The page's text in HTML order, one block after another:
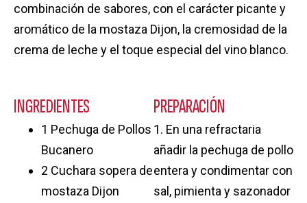
combinación de sabores, con el carácter picante y
aromático de la mostaza Dijon, la cremosidad de la
crema de leche y el toque especial del vino blanco.
INGREDIENTES
1 Pechuga de Pollos
Bucanero
2 Cuchara sopera de
mostaza Dijon
PREPARACIÓN
1. En una refractaria
añadir la pechuga de pollo
entera y condimentar con
sal, pimienta y sazonador